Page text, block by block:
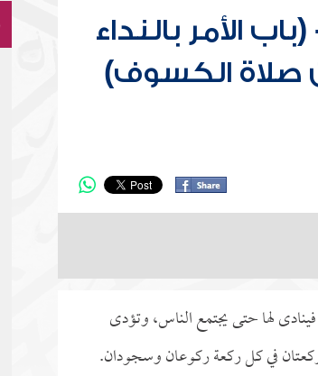
الأمر بالنداء
صلاة الكسوف)
لها حتى يجتمع الناس، وتؤدى
ركعتان في كل ركعة ركوعان وسجودان.